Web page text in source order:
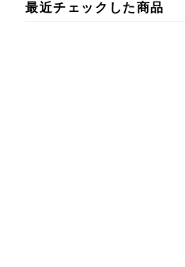
最近チェックした商品